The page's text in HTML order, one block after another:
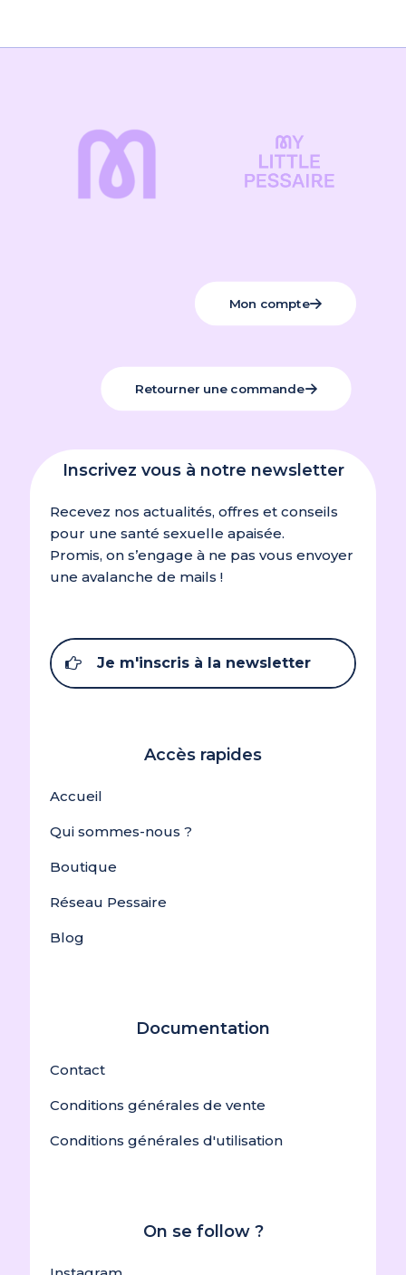
Mon compte
Retourner une commande
Inscrivez vous à notre newsletter
Recevez nos actualités, offres et conseils
pour une santé sexuelle apaisée.
Promis, on s’engage à ne pas vous envoyer
une avalanche de mails !
Je m'inscris à la newsletter
Accès rapides
Accueil
Qui sommes-nous ?
Boutique
Réseau Pessaire
Blog
Documentation
Contact
Conditions générales de vente
Conditions générales d'utilisation
On se follow ?